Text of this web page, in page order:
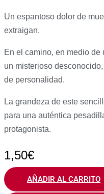
Un espantoso dolor de
extraigan.
En el camino, en medio
un misterioso
de personalidad.
La grandeza de este
para una auténtica
protagonista.
1,50€
AÑADIR AL CARRITO